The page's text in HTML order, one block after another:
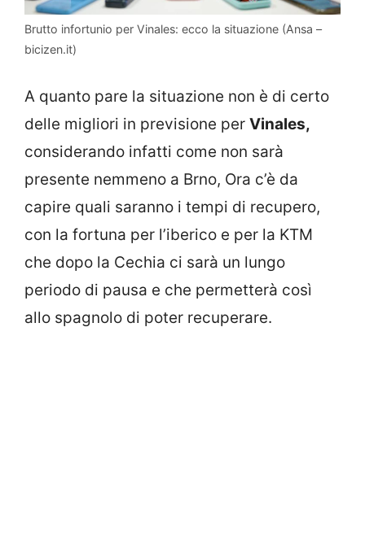
Brutto infortunio per Vinales: ecco la situazione (Ansa –
bicizen.it)
A quanto pare la situazione non è di certo
delle migliori in previsione per Vinales,
considerando infatti come non sarà
presente nemmeno a Brno, Ora c’è da
capire quali saranno i tempi di recupero,
con la fortuna per l’iberico e per la KTM
che dopo la Cechia ci sarà un lungo
periodo di pausa e che permetterà così
allo spagnolo di poter recuperare.